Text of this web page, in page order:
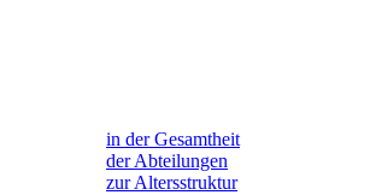
in der Gesamtheit
der Abteilungen
zur Altersstruktur